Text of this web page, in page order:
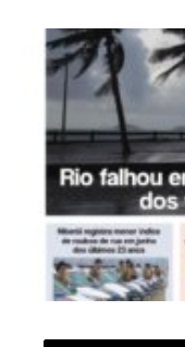
Ano X –